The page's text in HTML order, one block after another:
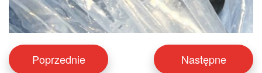
Poprzednie Następne